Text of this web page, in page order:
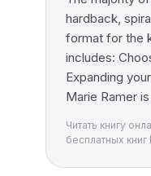
hardback,
format for the
includes:
Expanding
Marie Ramer
Читать книгу
бесплатных